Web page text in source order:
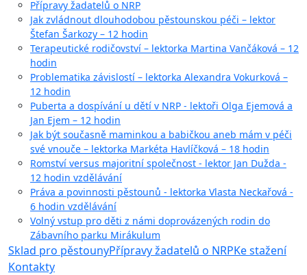
Přípravy žadatelů o NRP
Jak zvládnout dlouhodobou pěstounskou péči – lektor
Štefan Šarkozy – 12 hodin
Terapeutické rodičovství – lektorka Martina Vančáková – 12
hodin
Problematika závislostí – lektorka Alexandra Vokurková –
12 hodin
Puberta a dospívání u dětí v NRP - lektoři Olga Ejemová a
Jan Ejem – 12 hodin
Jak být současně maminkou a babičkou aneb mám v péči
své vnouče – lektorka Markéta Havlíčková – 18 hodin
Romství versus majoritní společnost - lektor Jan Dužda -
12 hodin vzdělávání
Práva a povinnosti pěstounů - lektorka Vlasta Neckařová -
6 hodin vzdělávání
Volný vstup pro děti z námi doprovázených rodin do
Zábavního parku Mirákulum
Sklad pro pěstounyPřípravy žadatelů o NRPKe stažení
Kontakty